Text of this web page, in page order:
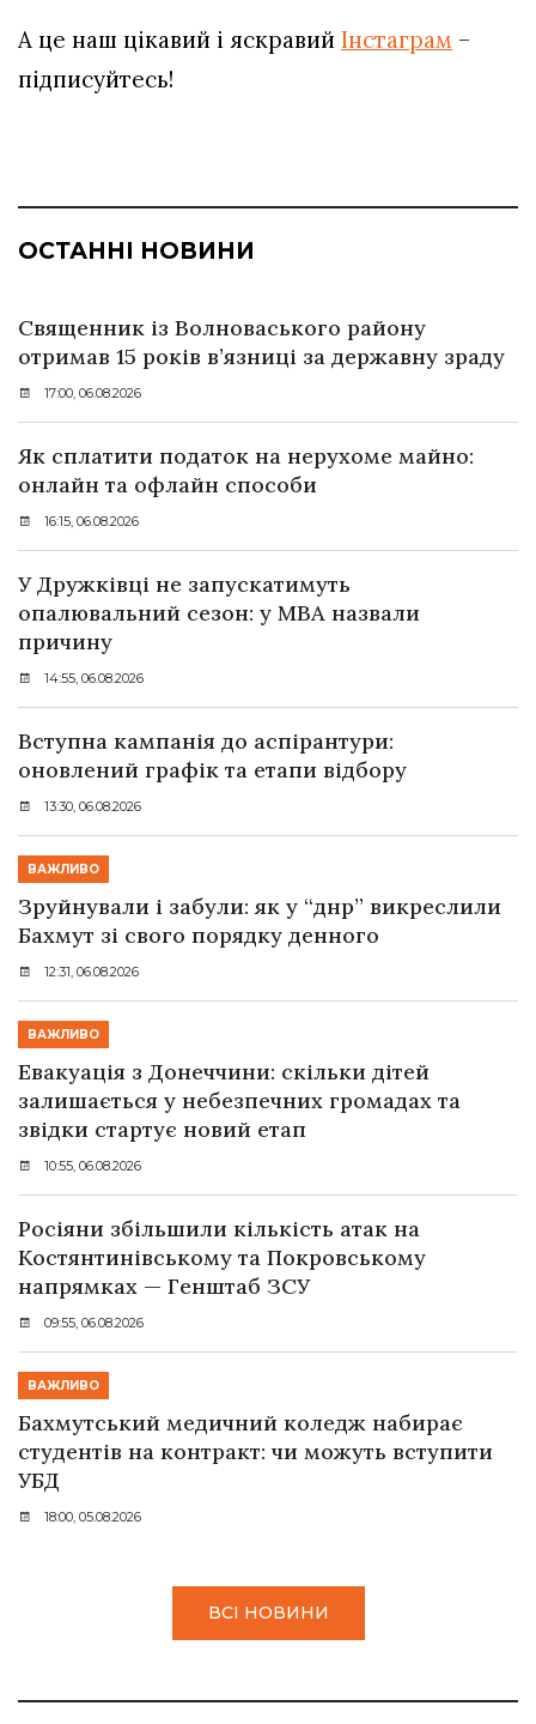
А це наш цікавий і яскравий Інстаграм –
підписуйтесь!
ОСТАННІ НОВИНИ
Священник із Волноваського району
отримав 15 років в’язниці за державну зраду
17:00, 06.08.2026
Як сплатити податок на нерухоме майно:
онлайн та офлайн способи
16:15, 06.08.2026
У Дружківці не запускатимуть
опалювальний сезон: у МВА назвали
причину
14:55, 06.08.2026
Вступна кампанія до аспірантури:
оновлений графік та етапи відбору
13:30, 06.08.2026
ВАЖЛИВО
Зруйнували і забули: як у “днр” викреслили
Бахмут зі свого порядку денного
12:31, 06.08.2026
ВАЖЛИВО
Евакуація з Донеччини: скільки дітей
залишається у небезпечних громадах та
звідки стартує новий етап
10:55, 06.08.2026
Росіяни збільшили кількість атак на
Костянтинівському та Покровському
напрямках — Генштаб ЗСУ
09:55, 06.08.2026
ВАЖЛИВО
Бахмутський медичний коледж набирає
студентів на контракт: чи можуть вступити
УБД
18:00, 05.08.2026
ВСІ НОВИНИ